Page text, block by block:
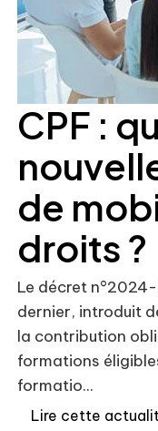
CPF :
de
droits ?
Le décret
dernier, introduit
la contribution
formations
formatio...
Lire cette